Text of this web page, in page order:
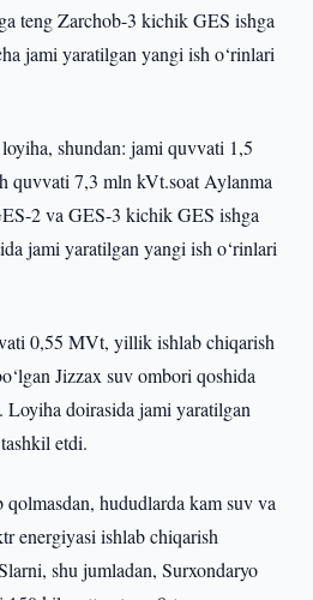
teng Zarchob-3 kichik GES ishga
jami yaratilgan yangi ish o‘rinlari
shundan: jami quvvati 1,5
quvvati 7,3 mln kVt.soat Aylanma
2 va GES-3 kichik GES ishga
jami yaratilgan yangi ish o‘rinlari
0,55 MVt, yillik ishlab chiqarish
Jizzax suv ombori qoshida
doirasida jami yaratilgan
etdi.
hududlarda kam suv va
energiyasi ishlab chiqarish
shu jumladan, Surxondaryo